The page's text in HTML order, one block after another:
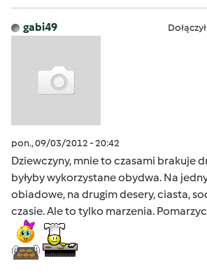
gabi49
pon., 09/03/2012 - 20:42
Dziewczyny, mnie to czasami brakuje
byłyby wykorzystane obydwa. Na
obiadowe, na drugim desery, ciasta,
czasie. Ale to tylko marzenia.